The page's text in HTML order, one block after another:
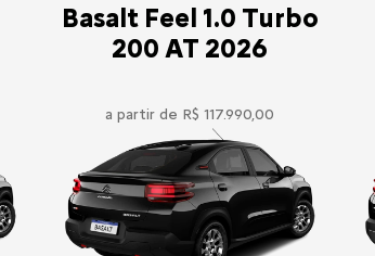
Basalt Feel 1.0 Turbo
200 AT 2026
a partir de R$ 117.990,00